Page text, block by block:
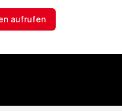
aufrufen